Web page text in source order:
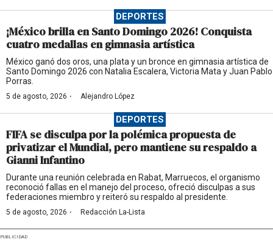
DEPORTES
¡México brilla en Santo Domingo 2026! Conquista
cuatro medallas en gimnasia artística
México ganó dos oros, una plata y un bronce en gimnasia artística de
Santo Domingo 2026 con Natalia Escalera, Victoria Mata y Juan Pablo
Porras.
5 de agosto, 2026 · Alejandro López
DEPORTES
FIFA se disculpa por la polémica propuesta de
privatizar el Mundial, pero mantiene su respaldo a
Gianni Infantino
Durante una reunión celebrada en Rabat, Marruecos, el organismo
reconoció fallas en el manejo del proceso, ofreció disculpas a sus
federaciones miembro y reiteró su respaldo al presidente.
5 de agosto, 2026 · Redacción La-Lista
PUBLICIDAD